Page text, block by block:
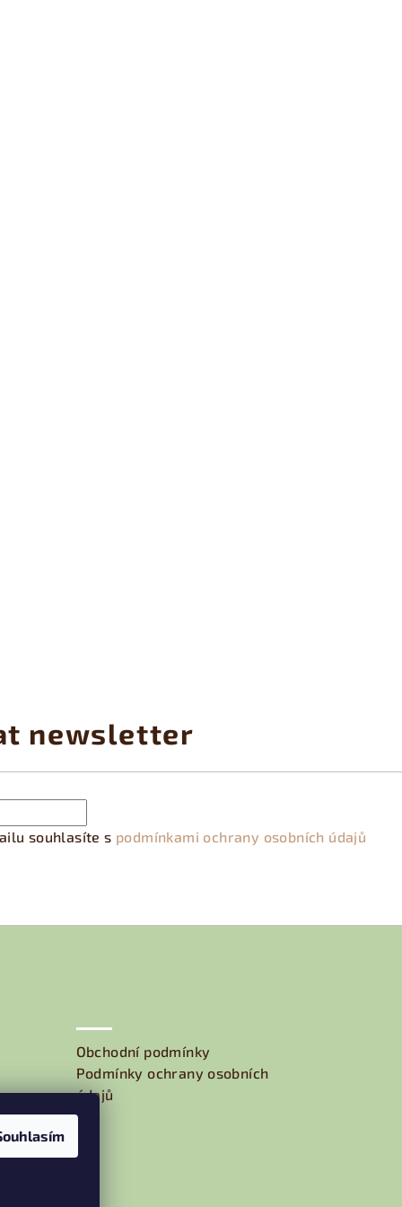
newsletter
souhlasíte s podmínkami ochrany osobních údajů
Obchodní podmínky
Podmínky ochrany osobních
údajů